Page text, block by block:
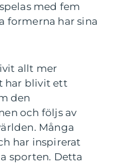
med fem
formerna har sina
allt mer
har blivit ett
den
och följs av
Många
har inspirerat
sporten. Detta